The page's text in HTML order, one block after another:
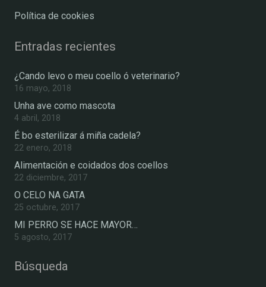
Política de cookies
Entradas recientes
¿Cando levo o meu coello ó veterinario?
16 mayo, 2018
Unha ave como mascota
4 abril, 2018
É bo esterilizar á miña cadela?
22 enero, 2018
Alimentación e coidados dos coellos
22 diciembre, 2017
O CELO NA GATA
25 octubre, 2017
MI PERRO SE HACE MAYOR…
5 agosto, 2017
Búsqueda